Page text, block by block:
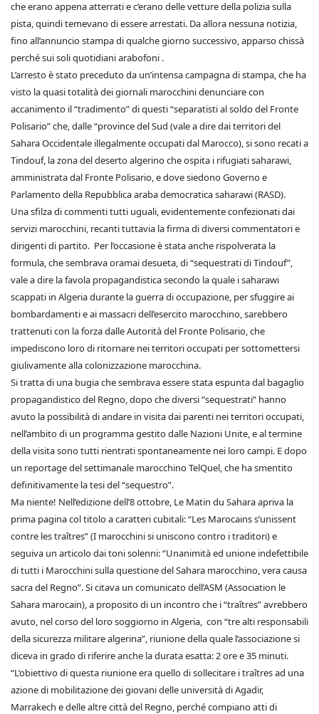
che erano appena atterrati e c’erano delle vetture della polizia sulla
pista, quindi temevano di essere arrestati. Da allora nessuna notizia,
fino all’annuncio stampa di qualche giorno successivo, apparso chissà
perché sui soli quotidiani arabofoni .
L’arresto è stato preceduto da un’intensa campagna di stampa, che ha
visto la quasi totalità dei giornali marocchini denunciare con
accanimento il “tradimento” di questi “separatisti al soldo del Fronte
Polisario” che, dalle “province del Sud (vale a dire dai territori del
Sahara Occidentale illegalmente occupati dal Marocco), si sono recati a
Tindouf, la zona del deserto algerino che ospita i rifugiati saharawi,
amministrata dal Fronte Polisario, e dove siedono Governo e
Parlamento della Repubblica araba democratica saharawi (RASD).
Una sfilza di commenti tutti uguali, evidentemente confezionati dai
servizi marocchini, recanti tuttavia la firma di diversi commentatori e
dirigenti di partito. Per l’occasione è stata anche rispolverata la
formula, che sembrava oramai desueta, di “sequestrati di Tindouf”,
vale a dire la favola propagandistica secondo la quale i saharawi
scappati in Algeria durante la guerra di occupazione, per sfuggire ai
bombardamenti e ai massacri dell’esercito marocchino, sarebbero
trattenuti con la forza dalle Autorità del Fronte Polisario, che
impediscono loro di ritornare nei territori occupati per sottomettersi
giulivamente alla colonizzazione marocchina.
Si tratta di una bugia che sembrava essere stata espunta dal bagaglio
propagandistico del Regno, dopo che diversi “sequestrati” hanno
avuto la possibilità di andare in visita dai parenti nei territori occupati,
nell’ambito di un programma gestito dalle Nazioni Unite, e al termine
della visita sono tutti rientrati spontaneamente nei loro campi. E dopo
un reportage del settimanale marocchino TelQuel, che ha smentito
definitivamente la tesi del “sequestro”.
Ma niente! Nell’edizione dell’8 ottobre, Le Matin du Sahara apriva la
prima pagina col titolo a caratteri cubitali: “Les Marocains s’unissent
contre les traîtres” (I marocchini si uniscono contro i traditori) e
seguiva un articolo dai toni solenni: “Unanimità ed unione indefettibile
di tutti i Marocchini sulla questione del Sahara marocchino, vera causa
sacra del Regno”. Si citava un comunicato dell’ASM (Association le
Sahara marocain), a proposito di un incontro che i “traîtres” avrebbero
avuto, nel corso del loro soggiorno in Algeria, con “tre alti responsabili
della sicurezza militare algerina”, riunione della quale l’associazione si
diceva in grado di riferire anche la durata esatta: 2 ore e 35 minuti.
“L’obiettivo di questa riunione era quello di sollecitare i traîtres ad una
azione di mobilitazione dei giovani delle università di Agadir,
Marrakech e delle altre città del Regno, perché compiano atti di